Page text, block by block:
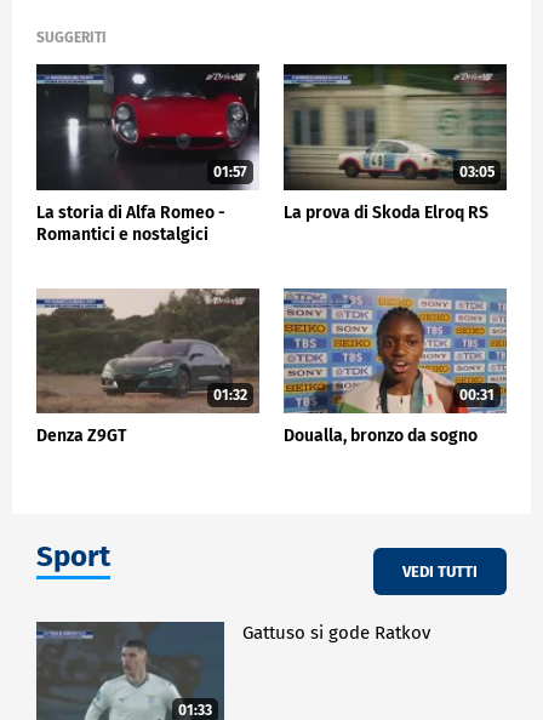
SUGGERITI
01:57
La storia di Alfa Romeo -
Romantici e nostalgici
03:05
La prova di Skoda Elroq RS
01:32
Denza Z9GT
00:31
Doualla, bronzo da sogno
Sport VEDI TUTTI
01:33
Gattuso si gode Ratkov